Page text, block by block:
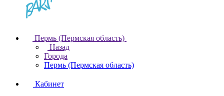
Пермь (Пермская область)
Назад
Города
Пермь (Пермская область)
Кабинет